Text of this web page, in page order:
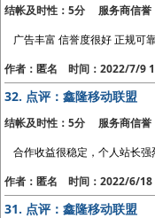
结帐及时性：5分 服务商信
广告丰富 信誉度很好 正规可
作者：匿名 时间：2022/7/9
32. 点评：鑫隆移动联盟
结帐及时性：5分 服务商信
合作收益很稳定，个人站长强
作者：匿名 时间：2022/6/
31. 点评：鑫隆移动联盟